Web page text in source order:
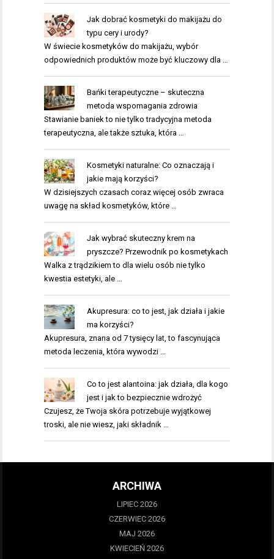
Jak dobrać kosmetyki do makijażu do
typu cery i urody?
W świecie kosmetyków do makijażu, wybór
odpowiednich produktów może być kluczowy dla …
Bańki terapeutyczne – skuteczna
metoda wspomagania zdrowia
Stawianie baniek to nie tylko tradycyjna metoda
terapeutyczna, ale także sztuka, która …
Kosmetyki naturalne: Co oznaczają i
jakie mają korzyści?
W dzisiejszych czasach coraz więcej osób zwraca
uwagę na skład kosmetyków, które …
Jak wybrać skuteczny krem na
pryszcze? Przewodnik po kosmetykach
Walka z trądzikiem to dla wielu osób nie tylko
kwestia estetyki, ale …
Akupresura: co to jest, jak działa i jakie
ma korzyści?
Akupresura, znana od 7 tysięcy lat, to fascynująca
metoda leczenia, która wywodzi …
Co to jest alantoina: jak działa, dla kogo
jest i jak to bezpiecznie wdrożyć
Czujesz, że Twoja skóra potrzebuje wyjątkowej
troski, ale nie wiesz, jaki składnik …
ARCHIWA
LIPIEC 2026
CZERWIEC 2026
MAJ 2026
KWIECIEŃ 2026